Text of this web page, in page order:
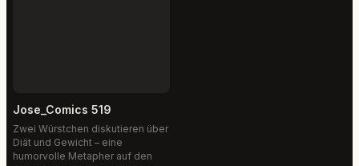
Jose_Comics 519
Zwei Würstchen diskutieren über
Diät und Gewicht – eine
humorvolle Metapher auf den